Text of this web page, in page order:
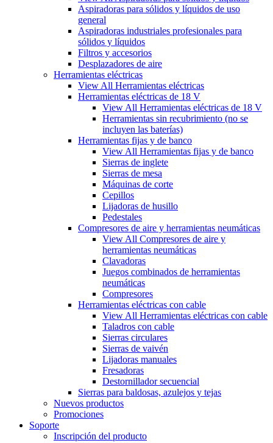
Aspiradoras para sólidos y líquidos de uso
general
Aspiradoras industriales profesionales para
sólidos y líquidos
Filtros y accesorios
Desplazadores de aire
Herramientas eléctricas
View All Herramientas eléctricas
Herramientas eléctricas de 18 V
View All Herramientas eléctricas de 18 V
Herramientas sin recubrimiento (no se
incluyen las baterías)
Herramientas fijas y de banco
View All Herramientas fijas y de banco
Sierras de inglete
Sierras de mesa
Máquinas de corte
Cepillos
Lijadoras de husillo
Pedestales
Compresores de aire y herramientas neumáticas
View All Compresores de aire y
herramientas neumáticas
Clavadoras
Juegos combinados de herramientas
neumáticas
Compresores
Herramientas eléctricas con cable
View All Herramientas eléctricas con cable
Taladros con cable
Sierras circulares
Sierras de vaivén
Lijadoras manuales
Fresadoras
Destornillador secuencial
Sierras para baldosas, azulejos y tejas
Nuevos productos
Promociones
Soporte
Inscripción del producto